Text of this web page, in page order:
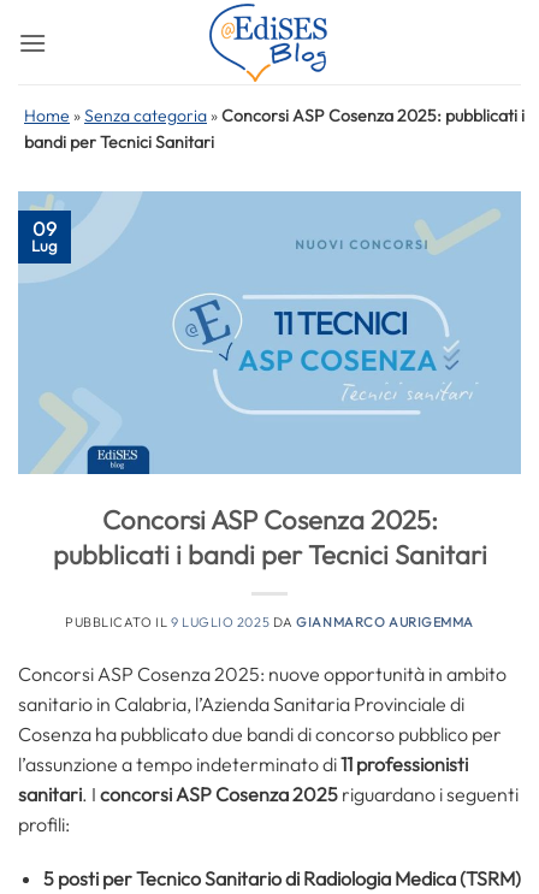
Home »Senza categoria »Concorsi ASP Cosenza 2025: pubblicati i
bandi per Tecnici Sanitari
09
Lug
Concorsi ASP Cosenza 2025:
pubblicati i bandi per Tecnici Sanitari
PUBBLICATO IL 9 LUGLIO 2025 DAGIANMARCO AURIGEMMA
Concorsi ASP Cosenza 2025: nuove opportunità in ambito
sanitario in Calabria, l’Azienda Sanitaria Provinciale di
Cosenza ha pubblicato due bandi di concorso pubblico per
l’assunzione a tempo indeterminato di11 professionisti
sanitari. I concorsi ASP Cosenza 2025 riguardano i seguenti
profili:
5 posti per Tecnico Sanitario di Radiologia Medica (TSRM)